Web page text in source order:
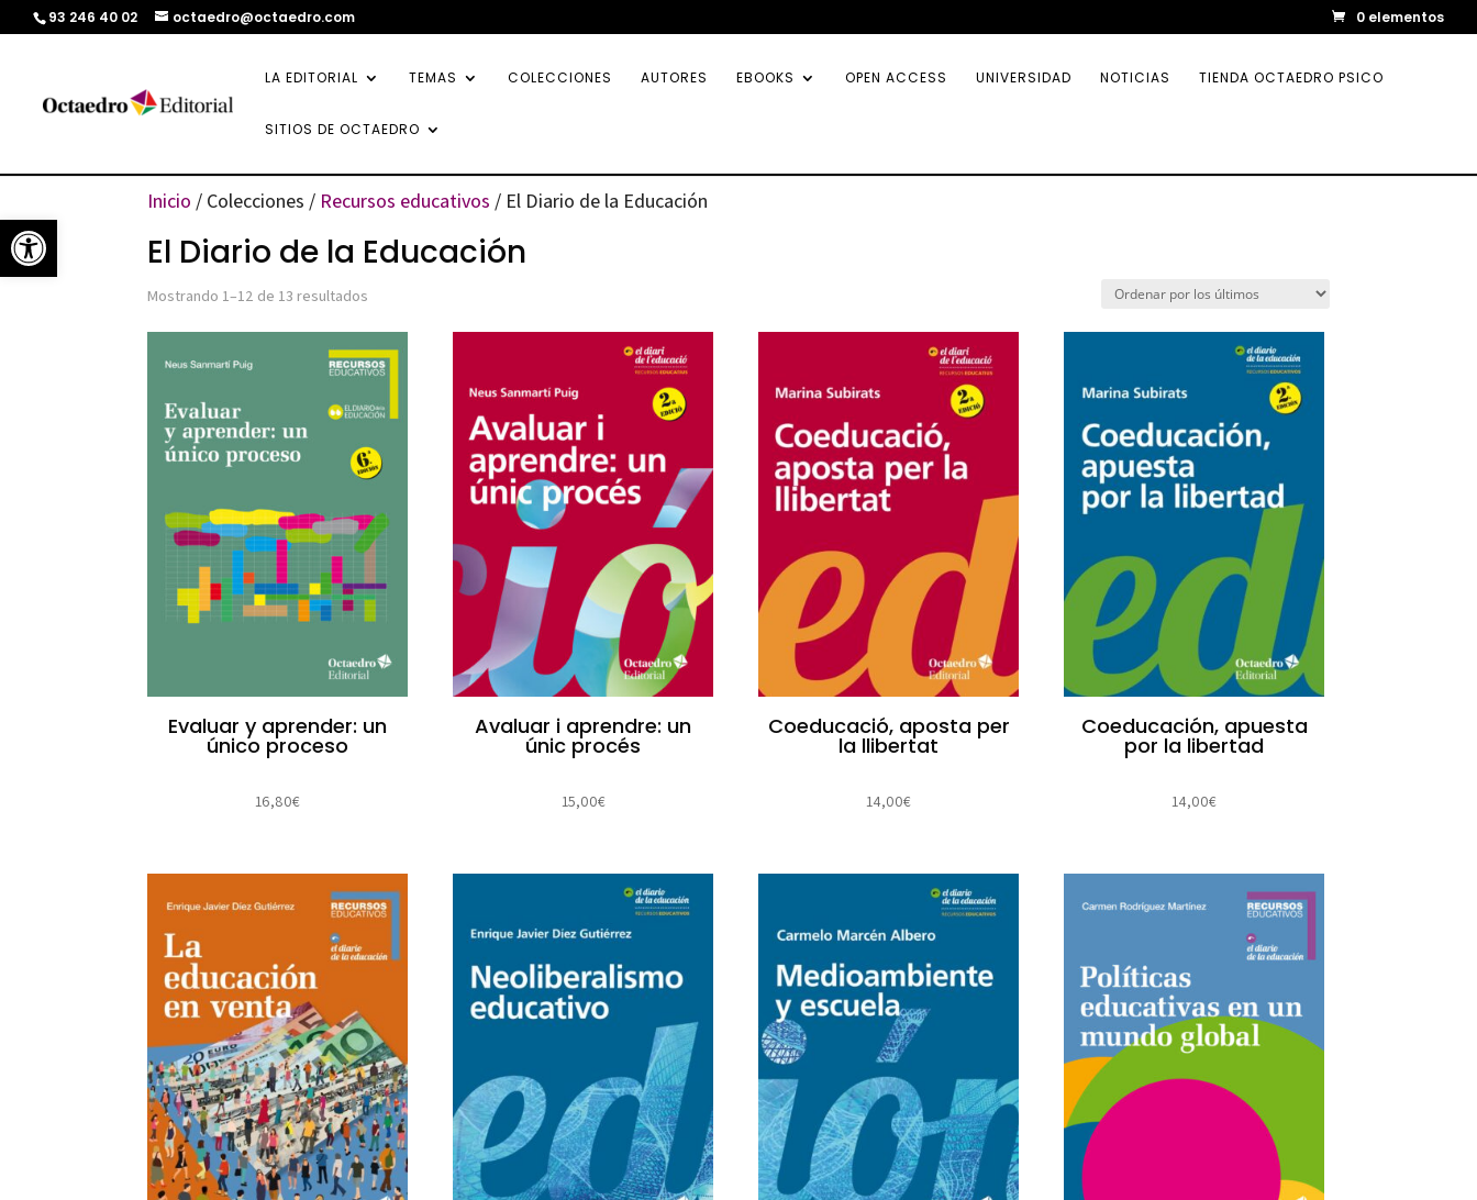
Abrir barra de herramientas
93 246 40 02 octaedro@octaedro.com 0 elementos
LA EDITORIAL TEMAS COLECCIONES AUTORES EBOOKS OPEN ACCESS UNIVERSIDAD NOTICIAS TIENDA OCTAEDRO PSICO
SITIOS DE OCTAEDRO
Inicio / Colecciones / Recursos educativos / El Diario de la Educación
El Diario de la Educación
Mostrando 1–12 de 13 resultados
por
los
Evaluar y aprender: un
único proceso
16,80€
Avaluar i aprendre: un
únic procés
15,00€
Coeducació, aposta per
la llibertat
14,00€
Coeducación, apuesta
por la libertad
14,00€